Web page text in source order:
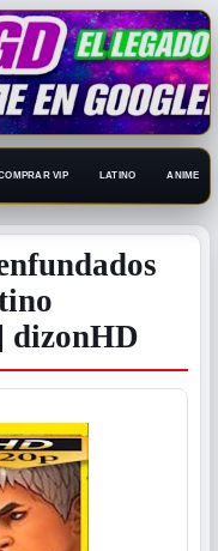
VIP LATINO ANIME
dizonHD